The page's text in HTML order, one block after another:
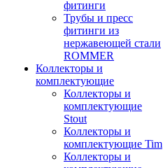
фитинги
Трубы и пресс
фитинги из
нержавеющей стали
ROMMER
Коллекторы и
комплектующие
Коллекторы и
комплектующие
Stout
Коллекторы и
комплектующие Tim
Коллекторы и